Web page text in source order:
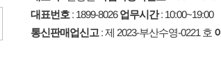
대표번호 : 1899-8026업무시간: 10:00~19:00
통신판매업신고: 제 2023-부산수영-0221 호